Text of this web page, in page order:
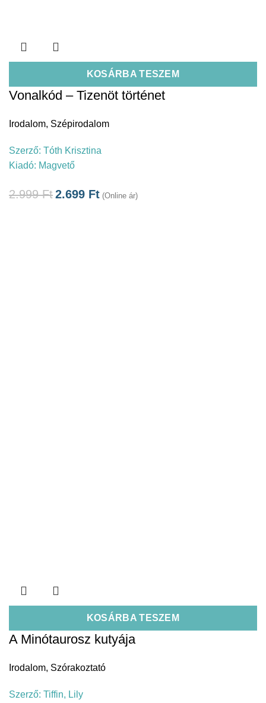
KOSÁRBA TESZEM
Vonalkód – Tizenöt történet
Irodalom, Szépirodalom
Szerző: Tóth Krisztina
Kiadó: Magvető
2.999Ft2.699 Ft (Online ár)
KOSÁRBA TESZEM
A Minótaurosz kutyája
Irodalom, Szórakoztató
Szerző: Tiffin, Lily